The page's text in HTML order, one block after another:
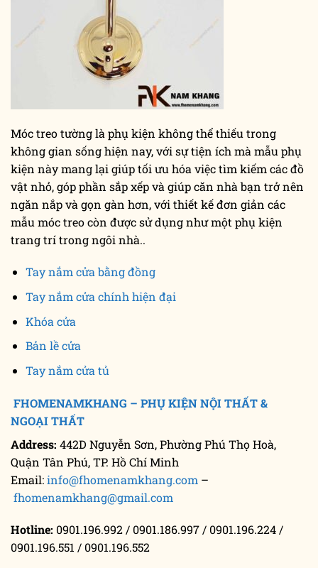
Móc treo tường là phụ kiện không thể thiếu trong
không gian sống hiện nay, với sự tiện ích mà mẫu phụ
kiện này mang lại giúp tối ưu hóa việc tìm kiếm các đồ
vật nhỏ, góp phần sắp xếp và giúp căn nhà bạn trở nên
ngăn nắp và gọn gàn hơn, với thiết kế đơn giản các
mẫu móc treo còn được sử dụng như một phụ kiện
trang trí trong ngôi nhà..
Tay nắm cửa bằng đồng
Tay nắm cửa chính hiện đại
Khóa cửa
Bản lề cửa
Tay nắm cửa tủ
FHOMENAMKHANG – PHỤ KIỆN NỘI THẤT &
NGOẠI THẤT
Address: 442D Nguyễn Sơn, Phường Phú Thọ Hoà,
Quận Tân Phú, TP. Hồ Chí Minh
Email:info@fhomenamkhang.com –
fhomenamkhang@gmail.com
Hotline: 0901.196.992 / 0901.186.997 / 0901.196.224 /
0901.196.551 / 0901.196.552